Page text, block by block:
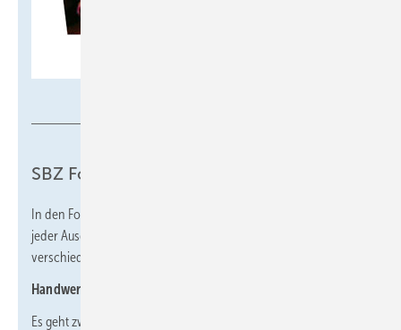
SBZ Fokus
In den Fokus-Themenheften widmet sich unsere Redaktion in
jeder Ausgabe einem Fachthema und beleuchtet es von
verschiedenen Seiten.
Handwerk digital
Es geht zwar ohne, aber mit läuft es deutlich besser: die